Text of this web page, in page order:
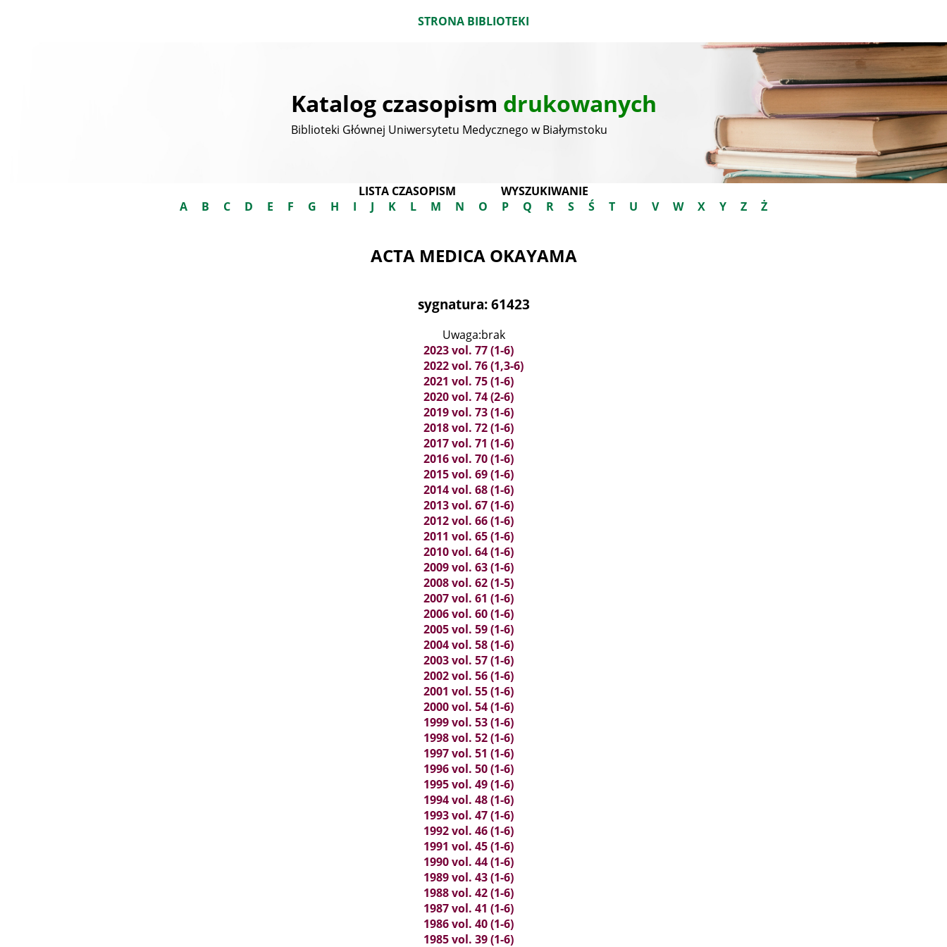
STRONA BIBLIOTEKI
Katalog czasopism drukowanych
Biblioteki Głównej Uniwersytetu Medycznego w Białymstoku
LISTA CZASOPISM
WYSZUKIWANIE
A
B C D E F G H I J K L M N O P Q R S Ś T U V W X Y Z Ż
ACTA MEDICA OKAYAMA
sygnatura: 61423
Uwaga:brak
2023 vol. 77 (1-6)
2022 vol. 76 (1,3-6)
2021 vol. 75 (1-6)
2020 vol. 74 (2-6)
2019 vol. 73 (1-6)
2018 vol. 72 (1-6)
2017 vol. 71 (1-6)
2016 vol. 70 (1-6)
2015 vol. 69 (1-6)
2014 vol. 68 (1-6)
2013 vol. 67 (1-6)
2012 vol. 66 (1-6)
2011 vol. 65 (1-6)
2010 vol. 64 (1-6)
2009 vol. 63 (1-6)
2008 vol. 62 (1-5)
2007 vol. 61 (1-6)
2006 vol. 60 (1-6)
2005 vol. 59 (1-6)
2004 vol. 58 (1-6)
2003 vol. 57 (1-6)
2002 vol. 56 (1-6)
2001 vol. 55 (1-6)
2000 vol. 54 (1-6)
1999 vol. 53 (1-6)
1998 vol. 52 (1-6)
1997 vol. 51 (1-6)
1996 vol. 50 (1-6)
1995 vol. 49 (1-6)
1994 vol. 48 (1-6)
1993 vol. 47 (1-6)
1992 vol. 46 (1-6)
1991 vol. 45 (1-6)
1990 vol. 44 (1-6)
1989 vol. 43 (1-6)
1988 vol. 42 (1-6)
1987 vol. 41 (1-6)
1986 vol. 40 (1-6)
1985 vol. 39 (1-6)